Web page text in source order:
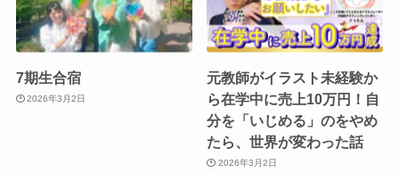
7期生合宿
2026年3月2日
元教師がイラスト未経験か
ら在学中に売上10万円！自
分を「いじめる」のをやめ
たら、世界が変わった話
2026年3月2日